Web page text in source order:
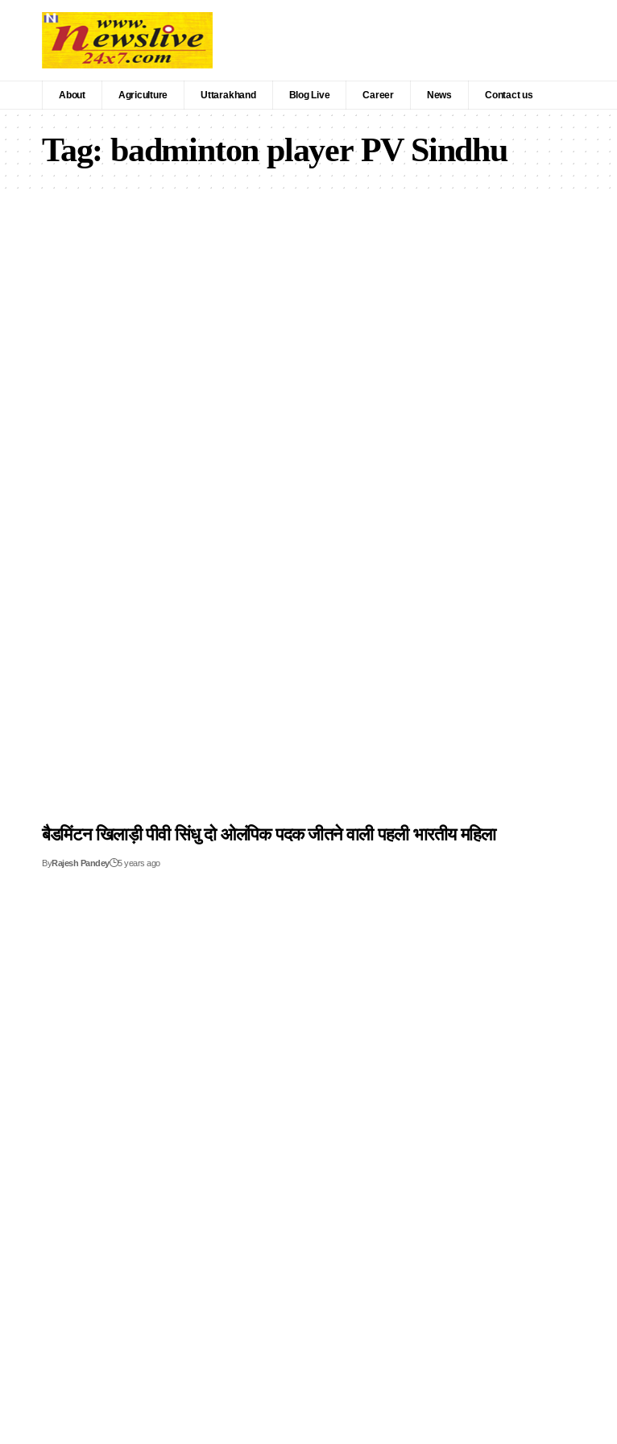
About Agriculture Uttarakhand Blog Live Career News Contact us
Tag:badminton player PV Sindhu
बैडमिंटन खिलाड़ी पीवी सिंधु दो ओलंपिक पदक जीतने वाली पहली भारतीय महिला
ByRajesh Pandey 5 years ago